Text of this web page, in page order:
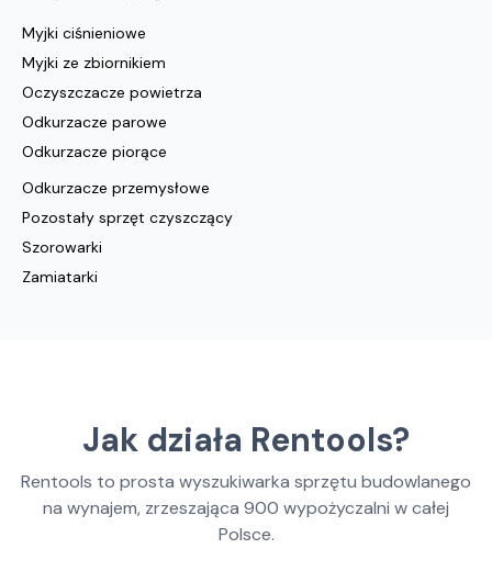
Myjki ciśnieniowe
Myjki ze zbiornikiem
Oczyszczacze powietrza
Odkurzacze parowe
Odkurzacze piorące
Odkurzacze przemysłowe
Pozostały sprzęt czyszczący
Szorowarki
Zamiatarki
Jak działa Rentools?
Rentools to prosta wyszukiwarka sprzętu budowlanego
na wynajem, zrzeszająca 900 wypożyczalni w całej
Polsce.